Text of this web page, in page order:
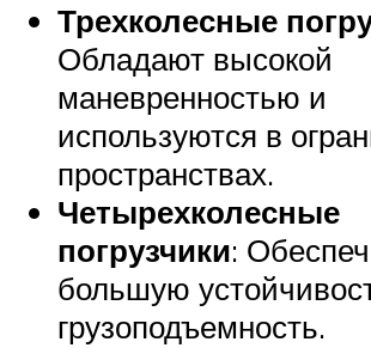
Трехколесные
Обладают высокой
маневренностью и
используются в
пространствах.
Четырехколесные
погрузчики:
большую
грузоподъемность.